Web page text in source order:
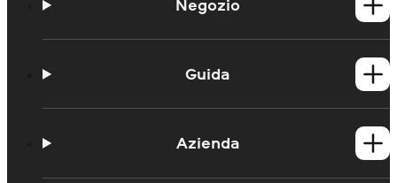
Negozio
Prodotti per Mac
Guida
Portale didattico
Azienda